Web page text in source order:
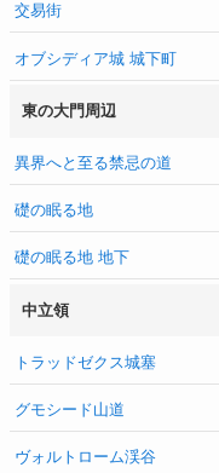
交易街
オブシディア城 城下町
東の大門周辺
異界へと至る禁忌の道
礎の眠る地
礎の眠る地 地下
中立領
トラッドゼクス城塞
グモシード山道
ヴォルトローム渓谷